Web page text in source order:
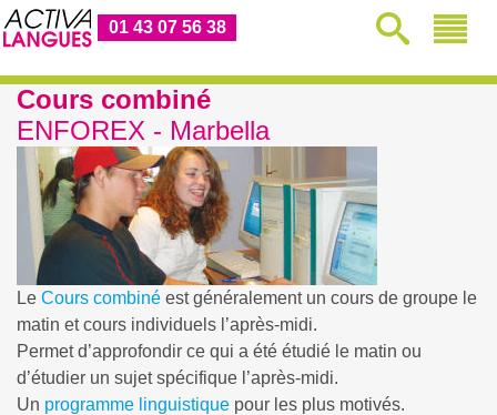
01 43 07 56 38
Cours combiné
ENFOREX - Marbella
Le Cours combiné est généralement un cours de groupe le
matin et cours individuels l’après-midi.
Permet d’approfondir ce qui a été étudié le matin ou
d’étudier un sujet spécifique l’après-midi.
Un programme linguistique pour les plus motivés.